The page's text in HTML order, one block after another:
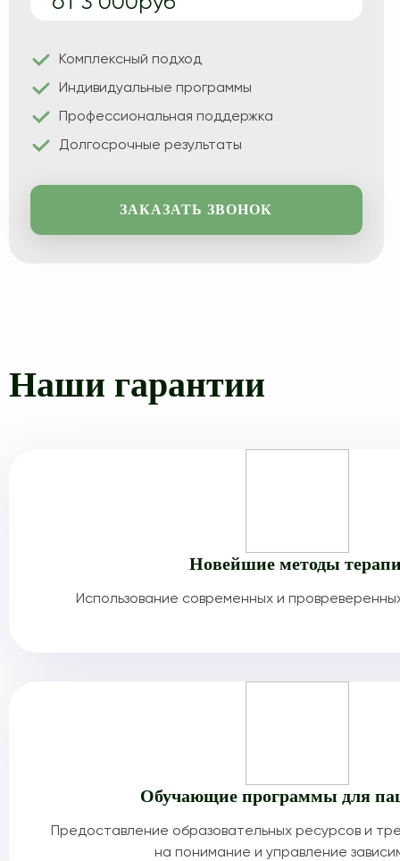
Реабилитация 12 шагов
12 шагов для созависимых
12 шагов для детей алкоголиков
Комплексный подход
Индивидуальные программы
Профессиональная поддержка
Долгосрочные результаты
ЗАКАЗАТЬ ЗВОНОК
Наши гарантии
Новейшие методы
Использование современных и
Обучающие программы для
Предоставление образовательных ресурсов и
на понимание и управление